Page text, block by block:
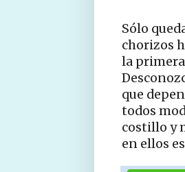
Sólo
chorizos
la
que
todos
costillo y
en ellos